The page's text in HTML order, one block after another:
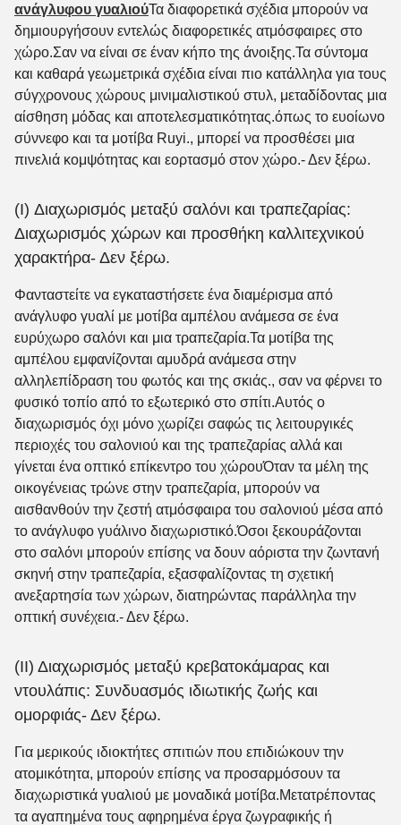
ανάγλυφου γυαλιούΤα διαφορετικά σχέδια μπορούν να
δημιουργήσουν εντελώς διαφορετικές ατμόσφαιρες στο
χώρο.Σαν να είναι σε έναν κήπο της άνοιξης.Τα σύντομα
και καθαρά γεωμετρικά σχέδια είναι πιο κατάλληλα για τους
σύγχρονους χώρους μινιμαλιστικού στυλ, μεταδίδοντας μια
αίσθηση μόδας και αποτελεσματικότητας.όπως το ευοίωνο
σύννεφο και τα μοτίβα Ruyi., μπορεί να προσθέσει μια
πινελιά κομψότητας και εορτασμό στον χώρο.- Δεν ξέρω.
(I) Διαχωρισμός μεταξύ σαλόνι και τραπεζαρίας:
Διαχωρισμός χώρων και προσθήκη καλλιτεχνικού
χαρακτήρα- Δεν ξέρω.
Φανταστείτε να εγκαταστήσετε ένα διαμέρισμα από
ανάγλυφο γυαλί με μοτίβα αμπέλου ανάμεσα σε ένα
ευρύχωρο σαλόνι και μια τραπεζαρία.Τα μοτίβα της
αμπέλου εμφανίζονται αμυδρά ανάμεσα στην
αλληλεπίδραση του φωτός και της σκιάς., σαν να φέρνει το
φυσικό τοπίο από το εξωτερικό στο σπίτι.Αυτός ο
διαχωρισμός όχι μόνο χωρίζει σαφώς τις λειτουργικές
περιοχές του σαλονιού και της τραπεζαρίας αλλά και
γίνεται ένα οπτικό επίκεντρο του χώρουΌταν τα μέλη της
οικογένειας τρώνε στην τραπεζαρία, μπορούν να
αισθανθούν την ζεστή ατμόσφαιρα του σαλονιού μέσα από
το ανάγλυφο γυάλινο διαχωριστικό.Όσοι ξεκουράζονται
στο σαλόνι μπορούν επίσης να δουν αόριστα την ζωντανή
σκηνή στην τραπεζαρία, εξασφαλίζοντας τη σχετική
ανεξαρτησία των χώρων, διατηρώντας παράλληλα την
οπτική συνέχεια.- Δεν ξέρω.
(ΙΙ) Διαχωρισμός μεταξύ κρεβατοκάμαρας και
ντουλάπις: Συνδυασμός ιδιωτικής ζωής και
ομορφιάς- Δεν ξέρω.
Για μερικούς ιδιοκτήτες σπιτιών που επιδιώκουν την
ατομικότητα, μπορούν επίσης να προσαρμόσουν τα
διαχωριστικά γυαλιού με μοναδικά μοτίβα.Μετατρέποντας
τα αγαπημένα τους αφηρημένα έργα ζωγραφικής ή